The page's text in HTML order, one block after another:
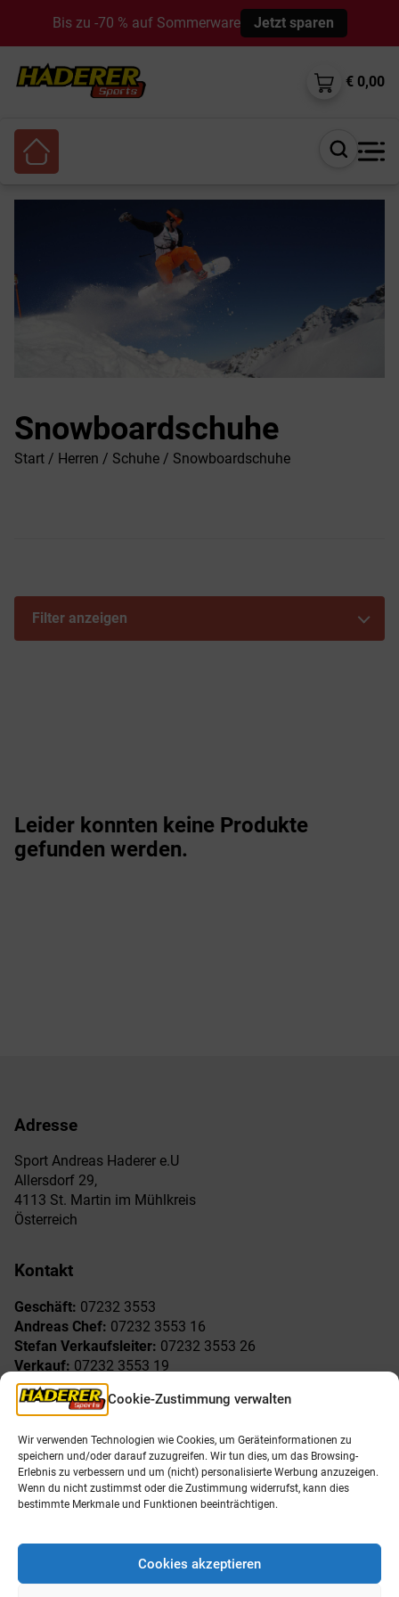
Cookie-Zustimmung verwalten
Wir verwenden Technologien wie Cookies, um Geräteinformationen zu
speichern und/oder darauf zuzugreifen. Wir tun dies, um das Browsing-
Erlebnis zu verbessern und um (nicht) personalisierte Werbung anzuzeigen.
Wenn du nicht zustimmst oder die Zustimmung widerrufst, kann dies
bestimmte Merkmale und Funktionen beeinträchtigen.
Cookies akzeptieren
Bis zu -70 % auf Sommerware Jetzt sparen
€ 0,00
Suche
Snowboardschuhe
Start / Herren / Schuhe / Snowboardschuhe
Filter anzeigen
Leider konnten keine Produkte
gefunden werden.
Adresse
Sport Andreas Haderer e.U
Allersdorf 29,
4113 St. Martin im Mühlkreis
Österreich
Kontakt
Geschäft: 07232 3553
Andreas Chef: 07232 3553 16
Stefan Verkaufsleiter: 07232 3553 26
Verkauf: 07232 3553 19
Reklamationen:
Freude am Sport
AGB
Impressum
Datenschutzerklärung
Allgemeines
Öffnungszeiten
Unser Team